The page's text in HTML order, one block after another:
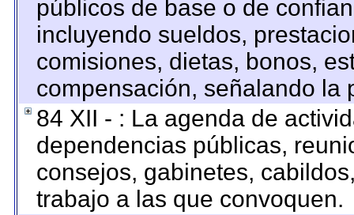
públicos de base o de
incluyendo sueldos,
comisiones, dietas, bonos,
compensación, señalando la
84 XII - : La agenda de
dependencias públicas,
consejos, gabinetes,
trabajo a las que convoquen.